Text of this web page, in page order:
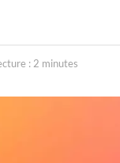
: 2 minutes